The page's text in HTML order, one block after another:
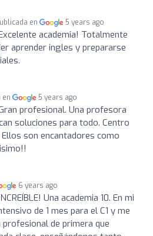
en 5 years ago
academia! Totalmente
aprender ingles y prepararse
en 5 years ago
profesional. Una profesora
soluciones para todo. Centro
son encantadores como
6 years ago
Una academia 10. En mi
de 1 mes para el C1 y me
profesional de primera que